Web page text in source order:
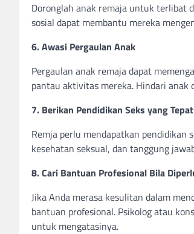
Doronglah anak remaja untuk terlibat
sosial dapat membantu mereka
6. Awasi Pergaulan Anak
Pergaulan anak remaja dapat
pantau aktivitas mereka. Hindari anak
7. Berikan Pendidikan Seks yang Tepat
Remja perlu mendapatkan pendidikan
kesehatan seksual, dan tanggung
8. Cari Bantuan Profesional Bila
Jika Anda merasa kesulitan dalam
bantuan profesional. Psikolog atau
untuk mengatasinya.